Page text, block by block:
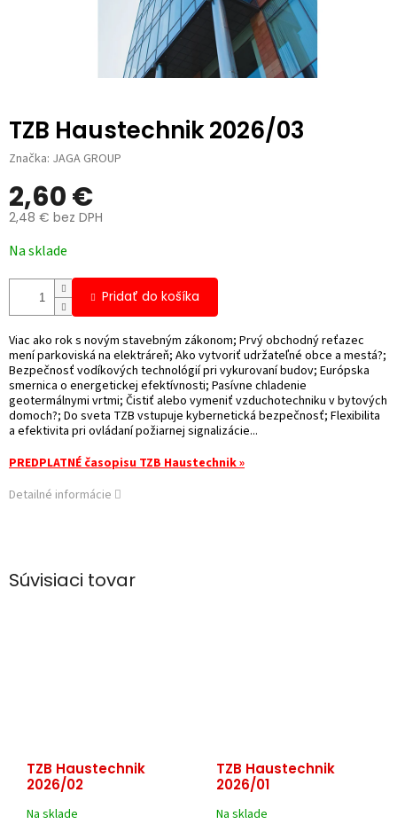
TZB Haustechnik 2026/03
Značka: JAGA GROUP
2,60 €
2,48 € bez DPH
cena:
Na sklade
Pridať do košíka
Viac ako rok s novým stavebným zákonom; Prvý obchodný reťazec
mení parkoviská na elektráreň; Ako vytvoriť udržateľné obce a mestá?;
Bezpečnosť vodíkových technológií pri vykurovaní budov; Európska
smernica o energetickej efektívnosti; Pasívne chladenie
geotermálnymi vrtmi; Čistiť alebo vymeniť vzduchotechniku v bytových
domoch?; Do sveta TZB vstupuje kybernetická bezpečnosť; Flexibilita
a efektivita pri ovládaní požiarnej signalizácie...
PREDPLATNÉ časopisu TZB Haustechnik »
Detailné informácie
Súvisiaci tovar
TZB Haustechnik
2026/02
Na sklade
TZB Haustechnik
2026/01
Na sklade